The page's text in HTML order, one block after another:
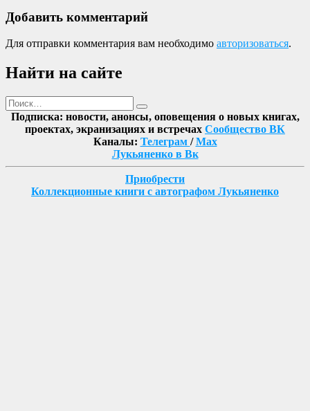
Добавить комментарий
Для отправки комментария вам необходимо авторизоваться.
Найти на сайте
Поиск
Найти
Подписка: новости, анонсы, оповещения о новых книгах,
проектах, экранизациях и встречах Сообщество ВК
Каналы: Телеграм /Max
Лукьяненко в Вк
Приобрести
Коллекционные книги с автографом Лукьяненко